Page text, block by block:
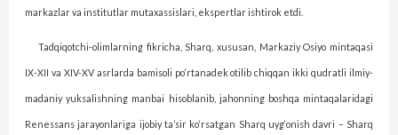
markazlar va institutlar mutaxassislari, ekspertlar ishtirok etdi.
Tadqiqotchi-olimlarning fikricha, Sharq, xususan, Markaziy Osiyo mintaqasi
IX-XII va XIV-XV asrlarda bamisoli po‘rtanadek otilib chiqqan ikki qudratli ilmiy-
madaniy yuksalishning manbai hisoblanib, jahonning boshqa mintaqalaridagi
Renessans jarayonlariga ijobiy ta’sir ko‘rsatgan Sharq uyg‘onish davri – Sharq